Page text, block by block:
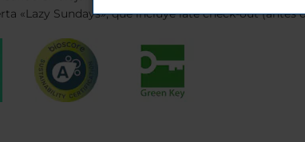
«Lazy Sundays», que incluye late check-out (antes